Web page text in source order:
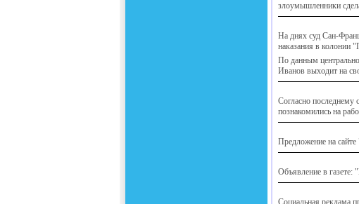
злоумышленники
На днях суд Сан-
наказания в колонии
По данным
Иванов выходит на
Согласно последнему
познакомились на
Предложение на
Объявление в
Социальная реклама